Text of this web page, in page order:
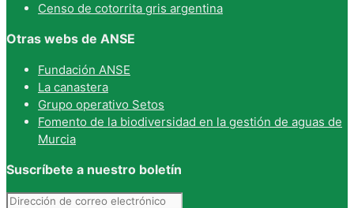
Censo de cotorrita gris argentina
Otras webs de ANSE
Fundación ANSE
La canastera
Grupo operativo Setos
Fomento de la biodiversidad en la gestión de aguas de
Murcia
Suscríbete a nuestro boletín